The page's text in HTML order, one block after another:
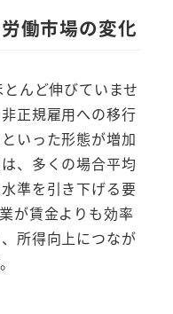
働市場の変化
んど伸びていませ
正規雇用への移行
いった形態が増加
、多くの場合平均
準を引き下げる要
が賃金よりも効率
所得向上につなが